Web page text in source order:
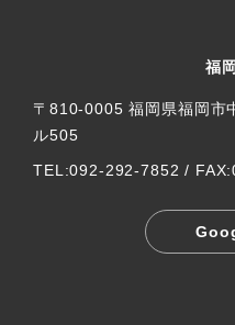
福
〒810-0005 福岡県福岡市
ル505
TEL:092-292-7852 /